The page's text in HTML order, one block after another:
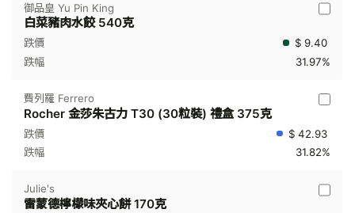
御品皇 Yu Pin King
白菜豬肉水餃 540克
$ 9.40
31.97%
費列羅 Ferrero
Rocher 金莎朱古力 T30 (30粒裝) 禮盒 375克
$ 42.93
31.82%
Julie's
雷蒙德檸檬味夾心餅 170克